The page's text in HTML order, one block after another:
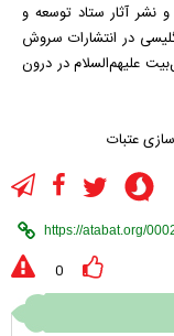
و نشر آثار ستاد توسعه و
در انتشارات سروش
علیهم‌السلام در درون
عتبات
0